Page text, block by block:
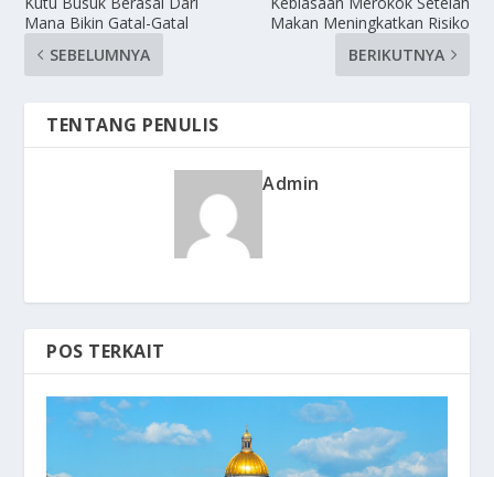
Mana Bikin Gatal-Gatal
SEBELUMNYA
Makan Meningkatkan Risiko
BERIKUTNYA
TENTANG PENULIS
Admin
POS TERKAIT